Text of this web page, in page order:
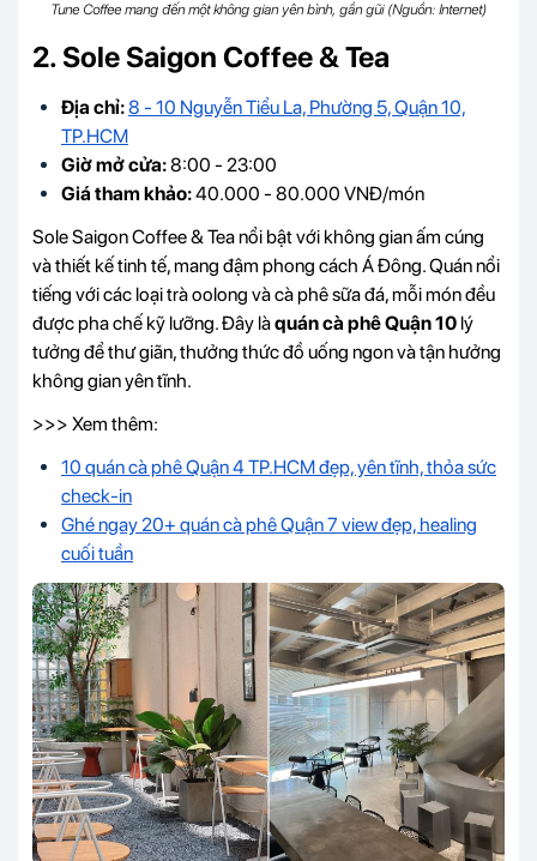
Tune Coffee mang đến một không gian yên bình, gần gũi (Nguồn: Internet)
2. Sole Saigon Coffee & Tea
Địa chỉ:8 - 10 Nguyễn Tiểu La, Phường 5, Quận 10,
TP.HCM
Giờ mở cửa:8:00 - 23:00
Giá tham khảo:40.000 - 80.000 VNĐ/món
Sole Saigon Coffee & Tea nổi bật với không gian ấm cúng
và thiết kế tinh tế, mang đậm phong cách Á Đông. Quán nổi
tiếng với các loại trà oolong và cà phê sữa đá, mỗi món đều
được pha chế kỹ lưỡng. Đây làquán cà phê Quận 10 lý
tưởng để thư giãn, thưởng thức đồ uống ngon và tận hưởng
không gian yên tĩnh.
>>> Xem thêm:
10 quán cà phê Quận 4 TP.HCM đẹp, yên tĩnh, thỏa sức
check-in
Ghé ngay 20+ quán cà phê Quận 7 view đẹp, healing
cuối tuần